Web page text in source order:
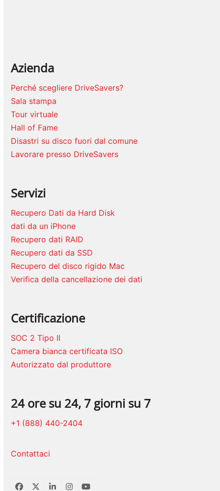
Azienda
Perché scegliere DriveSavers?
Sala stampa
Tour virtuale
Hall of Fame
Disastri su disco fuori dal comune
Lavorare presso DriveSavers
Servizi
Recupero Dati da Hard Disk
dati da un iPhone
Recupero dati RAID
Recupero dati da SSD
Recupero del disco rigido Mac
Verifica della cancellazione dei dati
Certificazione
SOC 2 Tipo II
Camera bianca certificata ISO
Autorizzato dal produttore
24 ore su 24, 7 giorni su 7
+1 (888) 440-2404
Contattaci